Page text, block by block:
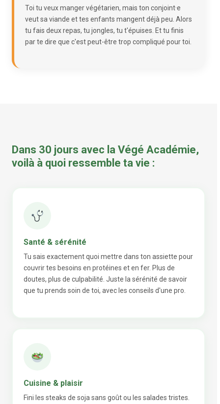
Toi tu veux manger végétarien, mais ton conjoint·e
veut sa viande et tes enfants mangent déjà peu. Alors
tu fais deux repas, tu jongles, tu t'épuises. Et tu finis
par te dire que c'est peut-être trop compliqué pour toi.
Dans 30 jours avec la Végé Académie,
voilà à quoi ressemble ta vie :
Santé & sérénité
Tu sais exactement quoi mettre dans ton assiette pour
couvrir tes besoins en protéines et en fer. Plus de
doutes, plus de culpabilité. Juste la sérénité de savoir
que tu prends soin de toi, avec les conseils d'une pro.
Cuisine & plaisir
Fini les steaks de soja sans goût ou les salades tristes.